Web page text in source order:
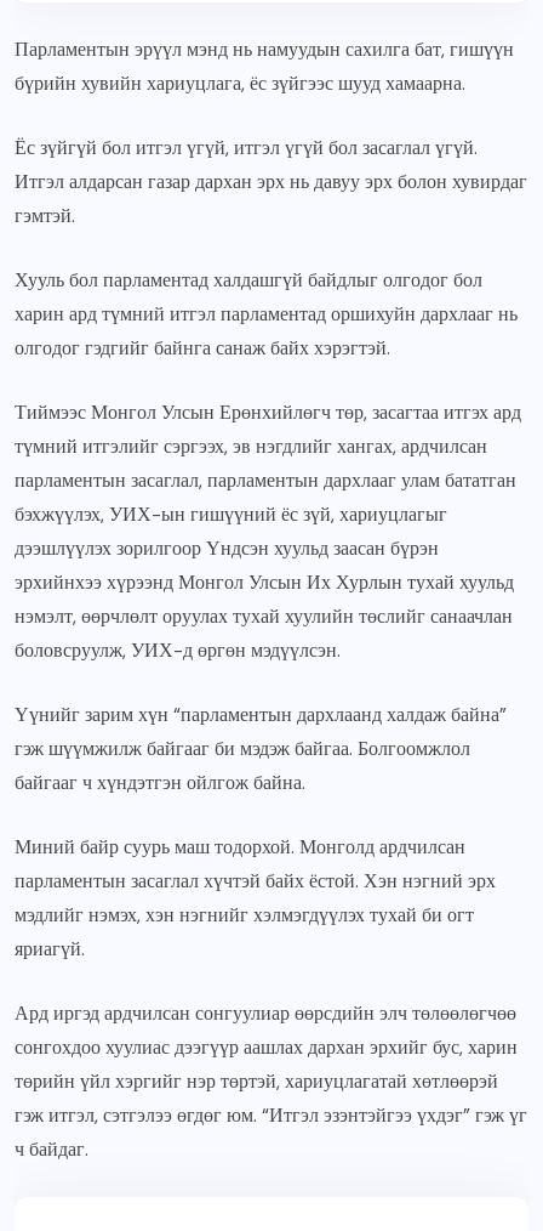
Парламентын эрүүл мэнд нь намуудын сахилга бат, гишүүн
бүрийн хувийн хариуцлага, ёс зүйгээс шууд хамаарна.
Ёс зүйгүй бол итгэл үгүй, итгэл үгүй бол засаглал үгүй.
Итгэл алдарсан газар дархан эрх нь давуу эрх болон хувирдаг
гэмтэй.
Хууль бол парламентад халдашгүй байдлыг олгодог бол
харин ард түмний итгэл парламентад оршихуйн дархлааг нь
олгодог гэдгийг байнга санаж байх хэрэгтэй.
Тиймээс Монгол Улсын Ерөнхийлөгч төр, засагтаа итгэх ард
түмний итгэлийг сэргээх, эв нэгдлийг хангах, ардчилсан
парламентын засаглал, парламентын дархлааг улам бататган
бэхжүүлэх, УИХ-ын гишүүний ёс зүй, хариуцлагыг
дээшлүүлэх зорилгоор Үндсэн хуульд заасан бүрэн
эрхийнхээ хүрээнд Монгол Улсын Их Хурлын тухай хуульд
нэмэлт, өөрчлөлт оруулах тухай хуулийн төслийг санаачлан
боловсруулж, УИХ-д өргөн мэдүүлсэн.
Үүнийг зарим хүн “парламентын дархлаанд халдаж байна”
гэж шүүмжилж байгааг би мэдэж байгаа. Болгоомжлол
байгааг ч хүндэтгэн ойлгож байна.
Миний байр суурь маш тодорхой. Монголд ардчилсан
парламентын засаглал хүчтэй байх ёстой. Хэн нэгний эрх
мэдлийг нэмэх, хэн нэгнийг хэлмэгдүүлэх тухай би огт
яриагүй.
Ард иргэд ардчилсан сонгуулиар өөрсдийн элч төлөөлөгчөө
сонгохдоо хуулиас дээгүүр аашлах дархан эрхийг бус, харин
төрийн үйл хэргийг нэр төртэй, хариуцлагатай хөтлөөрэй
гэж итгэл, сэтгэлээ өгдөг юм. “Итгэл эзэнтэйгээ үхдэг” гэж үг
ч байдаг.